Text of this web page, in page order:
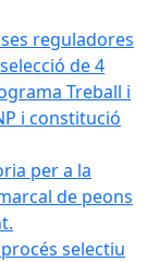
reguladores
de 4
Treball i
i constitució
per a la
de peons
selectiu